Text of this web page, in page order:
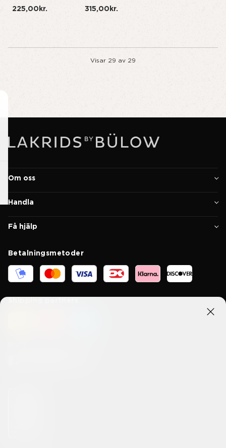
BOX
225,00kr. 315,00kr.
Visar 29 av 29
Om oss
Handla
Få hjälp
Betalningsmetoder